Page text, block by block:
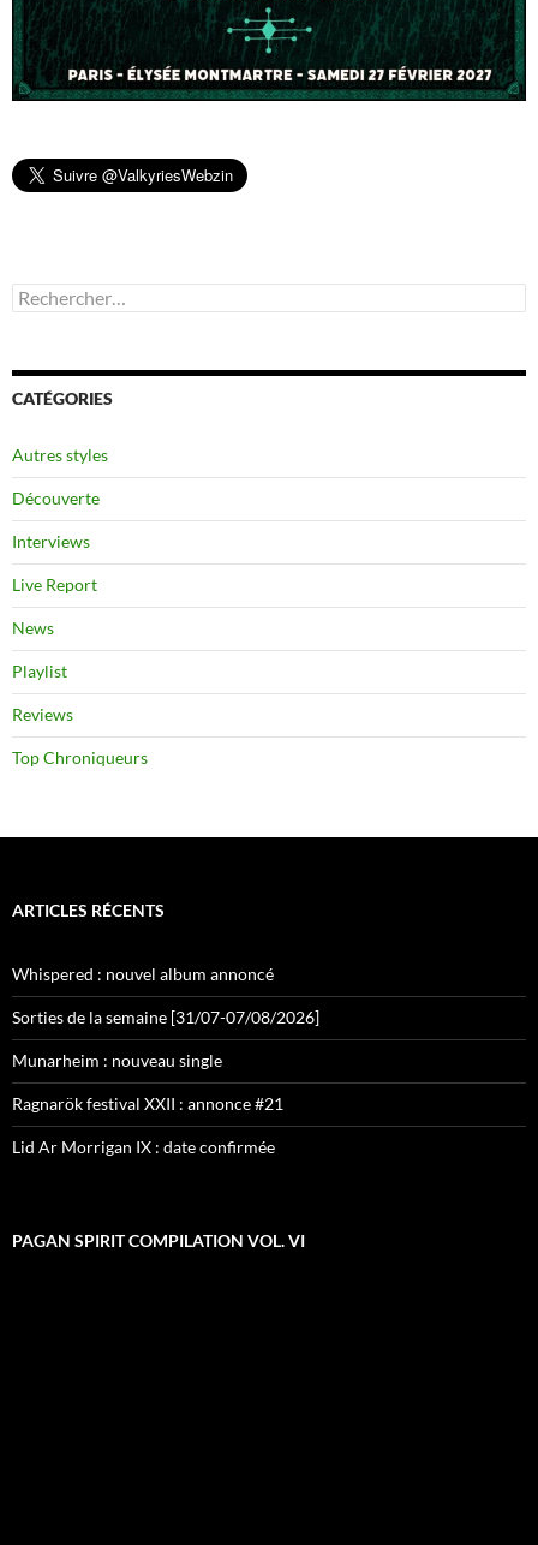
Rechercher :
CATÉGORIES
Autres styles
Découverte
Interviews
Live Report
News
Playlist
Reviews
Top Chroniqueurs
ARTICLES RÉCENTS
Whispered : nouvel album annoncé
Sorties de la semaine [31/07-07/08/2026]
Munarheim : nouveau single
Ragnarök festival XXII : annonce #21
Lid Ar Morrigan IX : date confirmée
PAGAN SPIRIT COMPILATION VOL. VI